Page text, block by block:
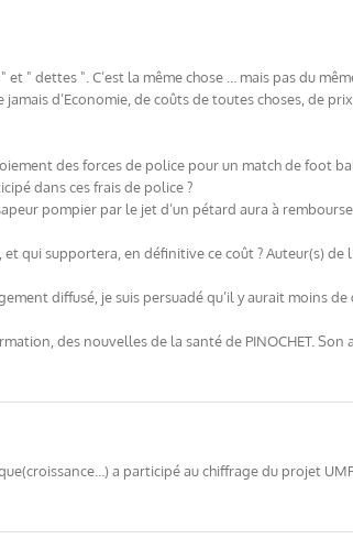
" dettes ". C’est la même chose … mais pas du
d’Economie, de coûts de toutes choses, de
des forces de police pour un match de foot
dans ces frais de police ?
pompier par le jet d’un pétard aura à
qui supportera, en définitive ce coût ? Auteur(s) de
diffusé, je suis persuadé qu’il y aurait moins
des nouvelles de la santé de PINOCHET.
a participé au chiffrage du projet